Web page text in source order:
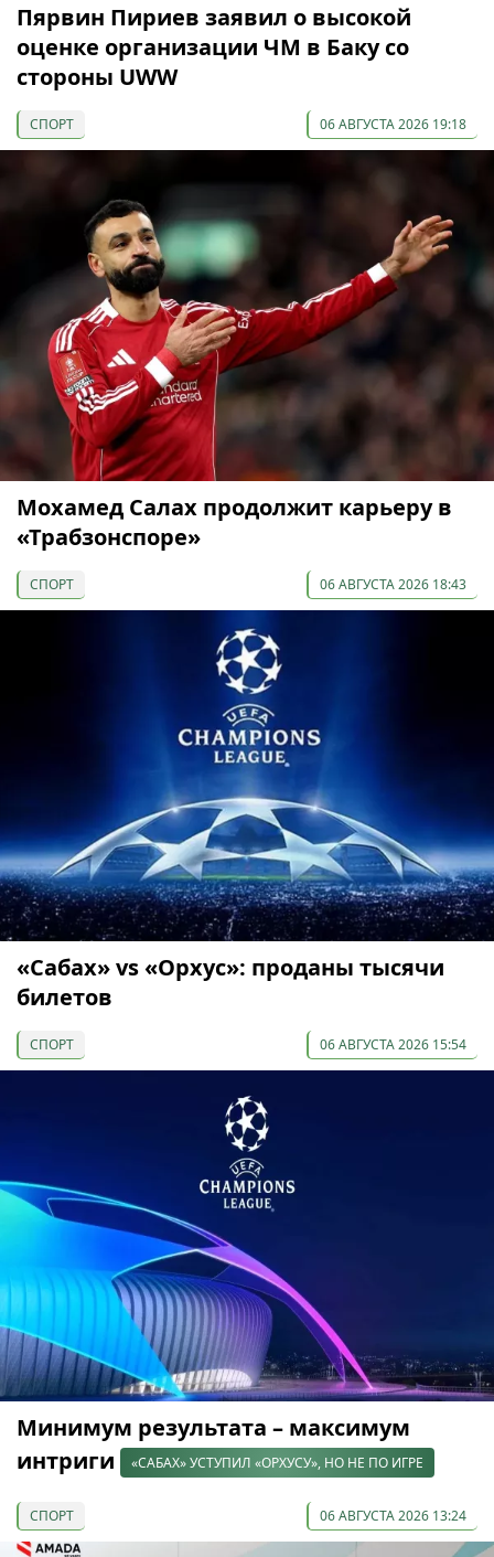
Пярвин Пириев заявил о высокой
оценке организации ЧМ в Баку со
стороны UWW
СПОРТ 06 АВГУСТА 2026 19:18
Мохамед Салах продолжит карьеру в
«Трабзонспоре»
СПОРТ 06 АВГУСТА 2026 18:43
«Сабах» vs «Орхус»: проданы тысячи
билетов
СПОРТ 06 АВГУСТА 2026 15:54
Минимум результата – максимум
интриги
«САБАХ» УСТУПИЛ «ОРХУСУ», НО НЕ ПО ИГРЕ
СПОРТ 06 АВГУСТА 2026 13:24